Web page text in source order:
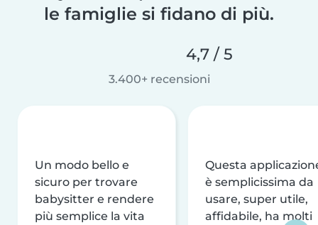
le famiglie si fidano di più.
4,7 / 5
3.400+ recensioni
Un modo bello e
sicuro per trovare
babysitter e rendere
più semplice la vita
Questa
è semplicissima da
usare, super utile,
affidabile, ha molti